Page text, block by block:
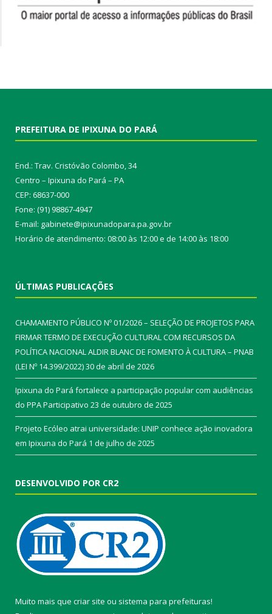
PREFEITURA DE IPIXUNA DO PARÁ
End.: Trav. Cristóvão Colombo, 34
Centro – Ipixuna do Pará – PA
CEP: 68637-000
Fone: (91) 98867-4947
E-mail: gabinete@ipixunadopara.pa.gov.br
Horário de atendimento: 08:00 às 12:00 e de 14:00 às 18:00
ÚLTIMAS PUBLICAÇÕES
CHAMAMENTO PÚBLICO Nº 01/2026 – SELEÇÃO DE PROJETOS PARA
FIRMAR TERMO DE EXECUÇÃO CULTURAL COM RECURSOS DA
POLÍTICA NACIONAL ALDIR BLANC DE FOMENTO À CULTURA – PNAB
(LEI Nº 14.399/2022)30 de abril de 2026
Ipixuna do Pará fortalece a participação popular com audiências
do PPA Participativo 23 de outubro de 2025
Projeto Ecóleo atrai universidade: UNIP conhece ação inovadora
em Ipixuna do Pará 1 de julho de 2025
DESENVOLVIDO POR CR2
Muito mais que criar site ou sistema para prefeituras!